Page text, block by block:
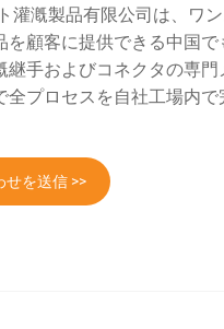
灌漑製品有限公司は、ワ
顧客に提供できる中国
手およびコネクタの専門
プロセスを自社工場内で
せを送信 >>